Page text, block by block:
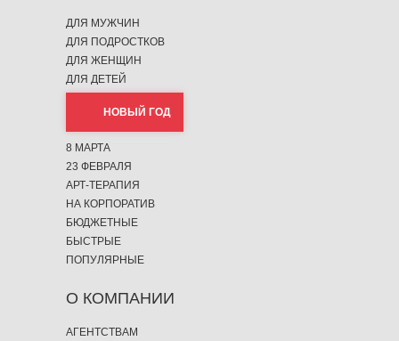
О КОМПАНИИ
ДЛЯ МУЖЧИН
ДЛЯ ПОДРОСТКОВ
ДЛЯ ЖЕНЩИН
ДЛЯ ДЕТЕЙ
НОВЫЙ ГОД
8 МАРТА
23 ФЕВРАЛЯ
АРТ-ТЕРАПИЯ
НА КОРПОРАТИВ
БЮДЖЕТНЫЕ
БЫСТРЫЕ
ПОПУЛЯРНЫЕ
АГЕНТСТВАМ